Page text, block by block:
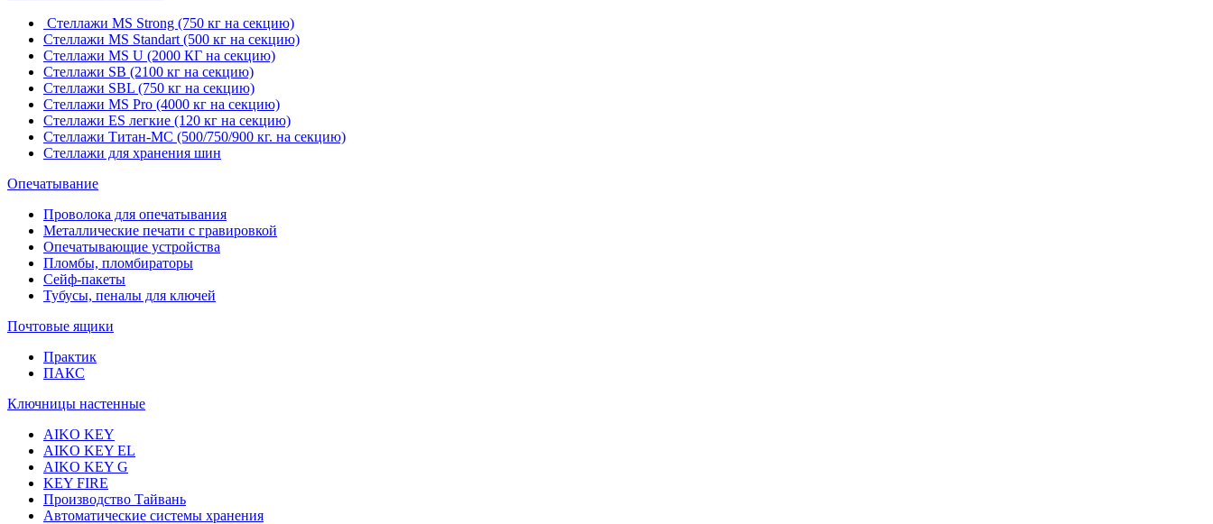
Стеллажи MS Strong (750 кг на секцию)
Стеллажи MS Standart (500 кг на секцию)
Стеллажи MS U (2000 КГ на секцию)
Стеллажи SB (2100 кг на секцию)
Стеллажи SBL (750 кг на секцию)
Стеллажи MS Pro (4000 кг на секцию)
Стеллажи ES легкие (120 кг на секцию)
Стеллажи Титан-МС (500/750/900 кг. на секцию)
Стеллажи для хранения шин
Опечатывание
Проволока для опечатывания
Металлические печати с гравировкой
Опечатывающие устройства
Пломбы, пломбираторы
Сейф-пакеты
Тубусы, пеналы для ключей
Почтовые ящики
Практик
ПАКС
Ключницы настенные
AIKO KEY
AIKO KEY EL
AIKO KEY G
KEY FIRE
Производство Тайвань
Автоматические системы хранения